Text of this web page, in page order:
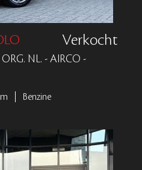
Verkocht
ORG. NL. - AIRCO -
Benzine